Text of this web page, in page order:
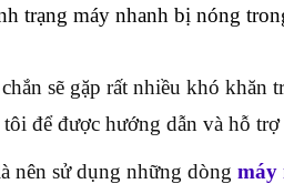
trạng máy nhanh bị nóng
sẽ gặp rất nhiều khó khăn
để được hướng dẫn và hỗ
nên sử dụng những dòng máy